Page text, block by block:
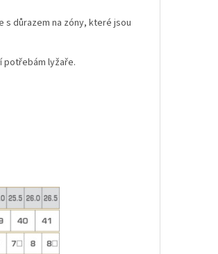
důrazem na zóny, které jsou
potřebám lyžaře.